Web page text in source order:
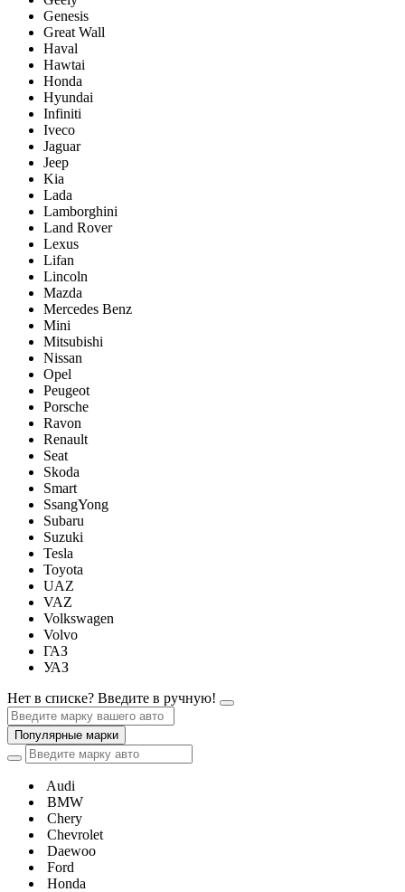
Genesis
Great Wall
Haval
Hawtai
Honda
Hyundai
Infiniti
Iveco
Jaguar
Jeep
Kia
Lada
Lamborghini
Land Rover
Lexus
Lifan
Lincoln
Mazda
Mercedes Benz
Mini
Mitsubishi
Nissan
Opel
Peugeot
Porsche
Ravon
Renault
Seat
Skoda
Smart
SsangYong
Subaru
Suzuki
Tesla
Toyota
UAZ
VAZ
Volkswagen
Volvo
ГАЗ
УАЗ
Нет в списке? Введите в ручную!
Популярные марки
Audi
BMW
Chery
Chevrolet
Daewoo
Ford
Honda